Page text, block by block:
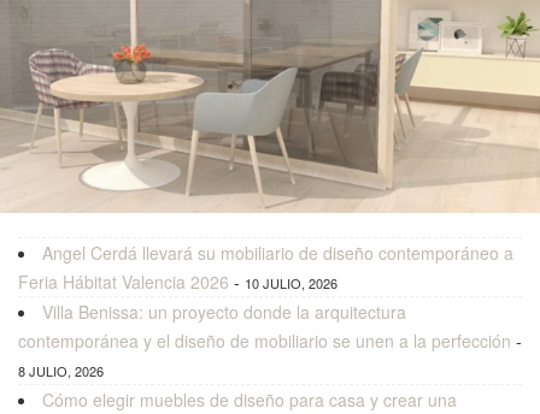
Angel Cerdá llevará su mobiliario de diseño contemporáneo a
Feria Hábitat Valencia 2026 - 10 JULIO, 2026
Villa Benissa: un proyecto donde la arquitectura
contemporánea y el diseño de mobiliario se unen a la perfección -
8 JULIO, 2026
Cómo elegir muebles de diseño para casa y crear una